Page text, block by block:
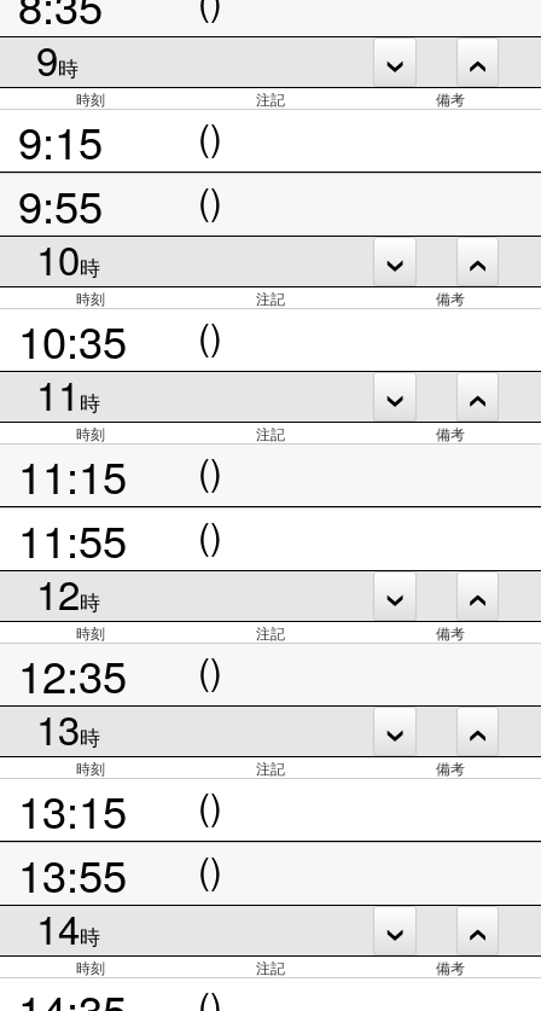
9時
時刻 注記 備考
9:15 ()
9:55 ()
10時
時刻 注記 備考
10:35 ()
11 時
時刻 注記 備考
11:15 ()
11:55 ()
12時
時刻 注記 備考
12:35 ()
13時
時刻 注記 備考
13:15 ()
13:55 ()
14時
時刻 注記 備考